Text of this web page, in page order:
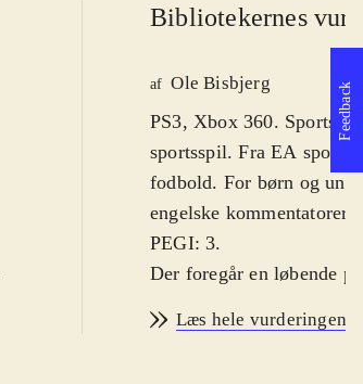
Bibliotekernes
af Ole Bisbjerg
PS3, Xbox 360.
sportsspil. Fra EA sports
fodbold. For børn og
engelske
PEGI: 3.
Der foregår en løbende
grundlæggende
Læs hele vurderingen
Feedback